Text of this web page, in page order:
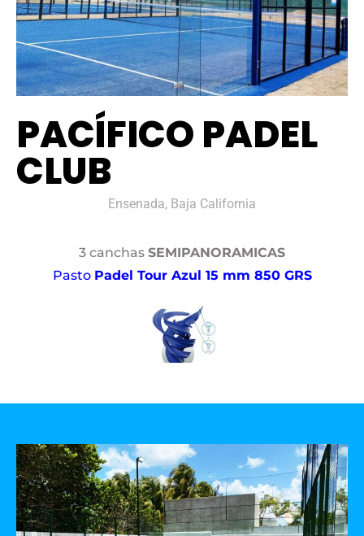
PACÍFICO PADEL
CLUB
Ensenada, Baja California
3 canchas SEMIPANORAMICAS
Pasto Padel Tour Azul 15 mm 850 GRS